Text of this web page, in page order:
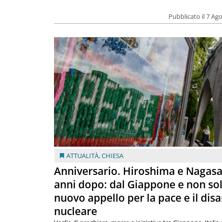
Pubblicato il 7
ATTUALITÀ,CHIESA
Anniversario. Hiroshima e
anni dopo: dal Giappone e non
nuovo appello per la pace e il
nucleare